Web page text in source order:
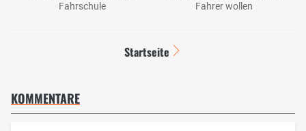
Fahrschule
Fahrer wollen
Startseite
KOMMENTARE